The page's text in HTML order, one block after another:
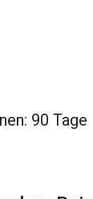
90 Tage